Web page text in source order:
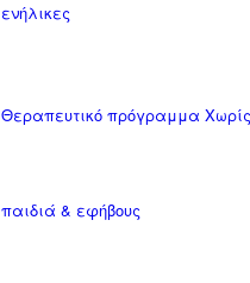
ενήλικες
Θεραπευτικό πρόγραμμα
παιδιά & εφήβους